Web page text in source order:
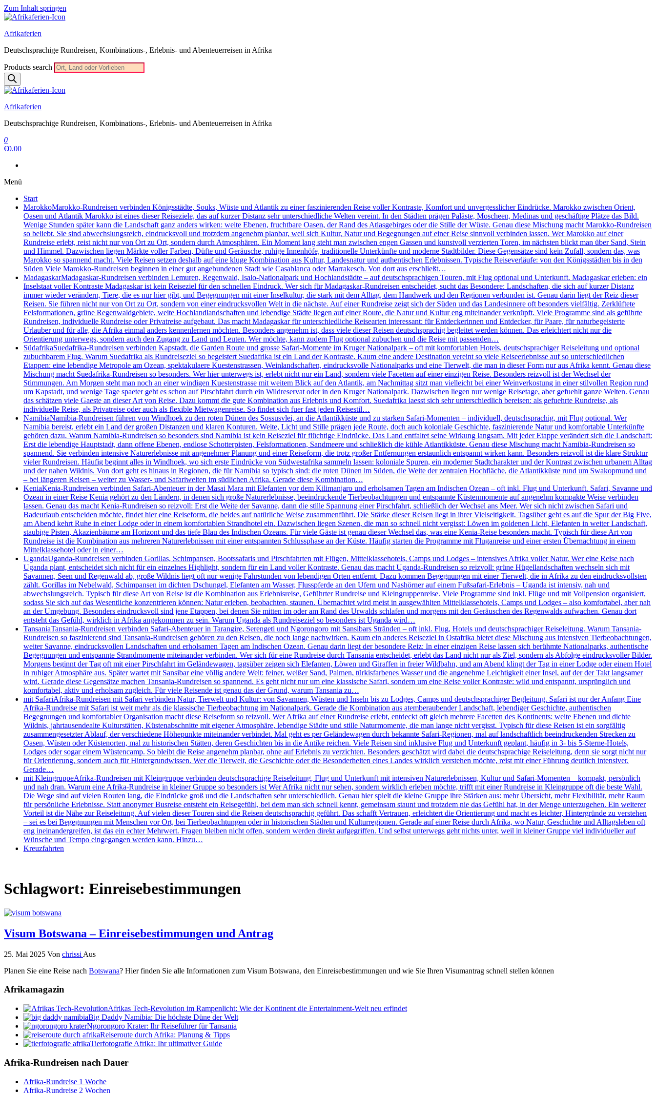
Zum Inhalt springen
Afrikaferien
Deutschsprachige Rundreisen, Kombinations-, Erlebnis- und Abenteuerreisen in Afrika
Products search
Afrikaferien
Deutschsprachige Rundreisen, Kombinations-, Erlebnis- und Abenteuerreisen in Afrika
0
€0.00
Menü
Start
MarokkoMarokko-Rundreisen verbinden Königsstädte, Souks, Wüste und Atlantik zu einer faszinierenden Reise voller Kontraste, Komfort und unvergesslicher Eindrücke. Marokko zwischen Orient,
Oasen und Atlantik Marokko ist eines dieser Reiseziele, das auf kurzer Distanz sehr unterschiedliche Welten vereint. In den Städten prägen Paläste, Moscheen, Medinas und geschäftige Plätze das Bild.
Wenige Stunden später kann die Landschaft ganz anders wirken: weite Ebenen, fruchtbare Oasen, der Rand des Atlasgebirges oder die Stille der Wüste. Genau diese Mischung macht Marokko-Rundreisen
so beliebt. Sie sind abwechslungsreich, eindrucksvoll und trotzdem angenehm planbar, weil sich Kultur, Natur und Begegnungen auf einer Reise sinnvoll verbinden lassen. Wer Marokko auf einer
Rundreise erlebt, reist nicht nur von Ort zu Ort, sondern durch Atmosphären. Ein Moment lang steht man zwischen engen Gassen und kunstvoll verzierten Toren, im nächsten blickt man über Sand, Stein
und Himmel. Dazwischen liegen Märkte voller Farben, Düfte und Geräusche, ruhige Innenhöfe, traditionelle Unterkünfte und moderne Stadtbilder. Diese Gegensätze sind kein Zufall, sondern das, was
Marokko so spannend macht. Viele Reisen setzen deshalb auf eine kluge Kombination aus Kultur, Landesnatur und authentischen Erlebnissen. Typische Reiseverläufe: von den Königsstädten bis in den
Süden Viele Marokko-Rundreisen beginnen in einer gut angebundenen Stadt wie Casablanca oder Marrakesch. Von dort aus erschließt…
MadagaskarMadagaskar-Rundreisen verbinden Lemuren, Regenwald, Isalo-Nationalpark und Hochlandstädte – auf deutschsprachigen Touren, mit Flug optional und Unterkunft. Madagaskar erleben: ein
Inselstaat voller Kontraste Madagaskar ist kein Reiseziel für den schnellen Eindruck. Wer sich für Madagaskar-Rundreisen entscheidet, sucht das Besondere: Landschaften, die sich auf kurzer Distanz
immer wieder verändern, Tiere, die es nur hier gibt, und Begegnungen mit einer Inselkultur, die stark mit dem Alltag, dem Handwerk und den Regionen verbunden ist. Genau darin liegt der Reiz dieser
Reisen. Sie führen nicht nur von Ort zu Ort, sondern von einer eindrucksvollen Welt in die nächste. Auf einer Rundreise zeigt sich der Süden und das Landesinnere oft besonders vielfältig. Zerklüftete
Felsformationen, grüne Regenwaldgebiete, weite Hochlandlandschaften und lebendige Städte liegen auf einer Route, die Natur und Kultur eng miteinander verknüpft. Viele Programme sind als geführte
Rundreisen, individuelle Rundreise oder Privatreise aufgebaut. Das macht Madagaskar für unterschiedliche Reisearten interessant: für Entdeckerinnen und Entdecker, für Paare, für naturbegeisterte
Urlauber und für alle, die Afrika einmal anders kennenlernen möchten. Besonders angenehm ist, dass viele dieser Reisen deutschsprachig begleitet werden können. Das erleichtert nicht nur die
Orientierung unterwegs, sondern auch den Zugang zu Land und Leuten. Wer möchte, kann zudem Flug optional zubuchen und die Reise mit passenden…
SüdafrikaSuedafrika-Rundreisen verbinden Kapstadt, die Garden Route und grosse Safari-Momente im Kruger Nationalpark – oft mit komfortablen Hotels, deutschsprachiger Reiseleitung und optional
zubuchbarem Flug. Warum Suedafrika als Rundreiseziel so begeistert Suedafrika ist ein Land der Kontraste. Kaum eine andere Destination vereint so viele Reiseerlebnisse auf so unterschiedlichen
Etappen: eine lebendige Metropole am Ozean, spektakulaere Kuestenstrassen, Weinlandschaften, eindrucksvolle Nationalparks und eine Tierwelt, die man in dieser Form nur aus Afrika kennt. Genau diese
Mischung macht Suedafrika-Rundreisen so besonders. Wer hier unterwegs ist, erlebt nicht nur ein Land, sondern viele Facetten auf einer einzigen Reise. Besonders reizvoll ist der Wechsel der
Stimmungen. Am Morgen steht man noch an einer windigen Kuestenstrasse mit weitem Blick auf den Atlantik, am Nachmittag sitzt man vielleicht bei einer Weinverkostung in einer stilvollen Region rund
um Kapstadt, und wenige Tage spaeter geht es schon auf Pirschfahrt durch ein Wildreservat oder in den Kruger Nationalpark. Dazwischen liegen nur wenige Reisetage, aber gefuehlt ganze Welten. Genau
das schätzen viele Gaeste an dieser Art von Reise. Dazu kommt die gute Kombination aus Erlebnis und Komfort. Suedafrika laesst sich sehr unterschiedlich bereisen: als gefuehrte Rundreise, als
individuelle Reise, als Privatreise oder auch als flexible Mietwagenreise. So findet sich fuer fast jeden Reisestil…
NamibiaNamibia-Rundreisen führen von Windhoek zu den roten Dünen des Sossusvlei, an die Atlantikküste und zu starken Safari-Momenten – individuell, deutschsprachig, mit Flug optional. Wer
Namibia bereist, erlebt ein Land der großen Distanzen und klaren Konturen. Weite, Licht und Stille prägen jede Route, doch auch koloniale Geschichte, faszinierende Natur und komfortable Unterkünfte
gehören dazu. Warum Namibia-Rundreisen so besonders sind Namibia ist kein Reiseziel für flüchtige Eindrücke. Das Land entfaltet seine Wirkung langsam. Mit jeder Etappe verändert sich die Landschaft:
Erst die lebendige Hauptstadt, dann offene Ebenen, endlose Schotterpisten, Felsformationen, Sandmeere und schließlich die kühle Atlantikküste. Genau diese Mischung macht Namibia-Rundreisen so
spannend. Sie verbinden intensive Naturerlebnisse mit angenehmer Planung und einer Reiseform, die trotz großer Entfernungen erstaunlich entspannt wirken kann. Besonders reizvoll ist die klare Struktur
vieler Rundreisen. Häufig beginnt alles in Windhoek, wo sich erste Eindrücke von Südwestafrika sammeln lassen: koloniale Spuren, ein moderner Stadtcharakter und der Kontrast zwischen urbanem Alltag
und der nahen Wildnis. Von dort geht es hinaus in Regionen, die für Namibia so typisch sind: die roten Dünen im Süden, die Weite der zentralen Hochfläche, die Atlantikküste rund um Swakopmund und
– bei längeren Reisen – weiter zu Wasser- und Safariwelten im südlichen Afrika. Gerade diese Kombination…
KeniaKenia-Rundreisen verbinden Safari-Abenteuer in der Masai Mara mit Elefanten vor dem Kilimanjaro und erholsamen Tagen am Indischen Ozean – oft inkl. Flug und Unterkunft. Safari, Savanne und
Ozean in einer Reise Kenia gehört zu den Ländern, in denen sich große Naturerlebnisse, beeindruckende Tierbeobachtungen und entspannte Küstenmomente auf angenehm kompakte Weise verbinden
lassen. Genau das macht Kenia-Rundreisen so reizvoll: Erst die Weite der Savanne, dann die stille Spannung einer Pirschfahrt, schließlich der Wechsel ans Meer. Wer sich nicht zwischen Safari und
Badeurlaub entscheiden möchte, findet hier eine Reiseform, die beides auf natürliche Weise zusammenführt. Die Stärke dieser Reisen liegt in ihrer Vielseitigkeit. Tagsüber geht es auf die Spur der Big Five,
am Abend kehrt Ruhe in einer Lodge oder in einem komfortablen Strandhotel ein. Dazwischen liegen Szenen, die man so schnell nicht vergisst: Löwen im goldenen Licht, Elefanten in weiter Landschaft,
staubige Pisten, Akazienbäume am Horizont und das tiefe Blau des Indischen Ozeans. Für viele Gäste ist genau dieser Wechsel das, was eine Kenia-Reise besonders macht. Typisch für diese Art von
Rundreise ist die Kombination aus mehreren Naturerlebnissen mit einer entspannten Schlussphase an der Küste. Häufig starten die Programme mit Fluganreise und einer ersten Übernachtung in einem
Mittelklassehotel oder in einer…
UgandaUganda-Rundreisen verbinden Gorillas, Schimpansen, Bootssafaris und Pirschfahrten mit Flügen, Mittelklassehotels, Camps und Lodges – intensives Afrika voller Natur. Wer eine Reise nach
Uganda plant, entscheidet sich nicht für ein einzelnes Highlight, sondern für ein Land voller Kontraste. Genau das macht Uganda-Rundreisen so reizvoll: grüne Hügellandschaften wechseln sich mit
Savannen, Seen und Regenwald ab, große Wildnis liegt oft nur wenige Fahrstunden von lebendigen Orten entfernt. Dazu kommen Begegnungen mit einer Tierwelt, die in Afrika zu den eindrucksvollsten
zählt. Gorillas im Nebelwald, Schimpansen im dichten Dschungel, Elefanten am Wasser, Flusspferde an den Ufern und Nashörner auf einem Fußsafari-Erlebnis – Uganda ist intensiv, nah und
abwechslungsreich. Typisch für diese Art von Reise ist die Kombination aus Erlebnisreise, Geführter Rundreise und Kleingruppenreise. Viele Programme sind inkl. Flüge und mit Vollpension organisiert,
sodass Sie sich auf das Wesentliche konzentrieren können: Natur erleben, beobachten, staunen. Übernachtet wird meist in ausgewählten Mittelklassehotels, Camps und Lodges – also komfortabel, aber nah
an der Umgebung. Besonders eindrucksvoll sind jene Etappen, bei denen Sie mitten im oder am Rand des Urwalds schlafen und morgens mit den Geräuschen des Regenwalds aufwachen. Genau dort
entsteht das Gefühl, wirklich in Afrika angekommen zu sein. Warum Uganda als Rundreiseziel so besonders ist Uganda wird…
TansaniaTansania-Rundreisen verbinden Safari-Abenteuer in Tarangire, Serengeti und Ngorongoro mit Sansibars Stränden – oft inkl. Flug, Hotels und deutschsprachiger Reiseleitung. Warum Tansania-
Rundreisen so faszinierend sind Tansania-Rundreisen gehören zu den Reisen, die noch lange nachwirken. Kaum ein anderes Reiseziel in Ostafrika bietet diese Mischung aus intensiven Tierbeobachtungen,
weiter Savanne, eindrucksvollen Landschaften und erholsamen Tagen am Indischen Ozean. Genau darin liegt der besondere Reiz: In einer einzigen Reise lassen sich berühmte Nationalparks, authentische
Begegnungen und entspannte Strandmomente miteinander verbinden. Wer sich für eine Rundreise durch Tansania entscheidet, erlebt das Land nicht nur als Ziel, sondern als Abfolge eindrucksvoller Bilder.
Morgens beginnt der Tag oft mit einer Pirschfahrt im Geländewagen, tagsüber zeigen sich Elefanten, Löwen und Giraffen in freier Wildbahn, und am Abend klingt der Tag in einer Lodge oder einem Hotel
in ruhiger Atmosphäre aus. Später wartet mit Sansibar eine völlig andere Welt: feiner, weißer Sand, Palmen, türkisfarbenes Wasser und die angenehme Leichtigkeit einer Insel, auf der der Takt langsamer
wird. Gerade diese Gegensätze machen Tansania-Rundreisen so spannend. Es geht nicht nur um eine klassische Safari, sondern um eine Reise voller Kontraste: wild und entspannt, ursprünglich und
komfortabel, aktiv und erholsam zugleich. Für viele Reisende ist genau das der Grund, warum Tansania zu…
mit SafariAfrika-Rundreisen mit Safari verbinden Natur, Tierwelt und Kultur: von Savannen, Wüsten und Inseln bis zu Lodges, Camps und deutschsprachiger Begleitung. Safari ist nur der Anfang Eine
Afrika-Rundreise mit Safari ist weit mehr als die klassische Tierbeobachtung im Nationalpark. Gerade die Kombination aus atemberaubender Landschaft, lebendiger Geschichte, authentischen
Begegnungen und komfortabler Organisation macht diese Reiseform so reizvoll. Wer Afrika auf einer Rundreise erlebt, entdeckt oft gleich mehrere Facetten des Kontinents: weite Ebenen und dichte
Wildnis, jahrtausendealte Kulturstätten, Küstenabschnitte mit eigener Atmosphäre, lebendige Städte und stille Naturmomente, die man lange nicht vergisst. Typisch für diese Reisen ist ein sorgfältig
zusammengesetzter Ablauf, der verschiedene Höhepunkte miteinander verbindet. Mal geht es per Geländewagen durch bekannte Safari-Regionen, mal auf landschaftlich beeindruckenden Strecken zu
Oasen, Wüsten oder Küstenorten, mal zu historischen Stätten, deren Geschichten bis in die Antike reichen. Viele Reisen sind inklusive Flug und Unterkunft geplant, häufig in 3- bis 5-Sterne-Hotels,
Lodges oder sogar einem Wüstencamp. So bleibt die Reise angenehm planbar, ohne auf Erlebnis zu verzichten. Besonders geschätzt wird dabei die deutschsprachige Reiseleitung, denn sie sorgt nicht nur
für Orientierung, sondern auch für Hintergrundwissen. Wer die Tierwelt, die Geschichte oder die Besonderheiten eines Landes wirklich verstehen möchte, reist mit einer Führung deutlich intensiver.
Gerade…
mit KleingruppeAfrika-Rundreisen mit Kleingruppe verbinden deutschsprachige Reiseleitung, Flug und Unterkunft mit intensiven Naturerlebnissen, Kultur und Safari-Momenten – kompakt, persönlich
und nah dran. Warum eine Afrika-Rundreise in kleiner Gruppe so besonders ist Wer Afrika nicht nur sehen, sondern wirklich erleben möchte, trifft mit einer Rundreise in Kleingruppe oft die beste Wahl.
Die Wege sind auf vielen Routen lang, die Eindrücke groß und die Landschaften sehr unterschiedlich. Genau hier spielt die kleine Gruppe ihre Stärken aus: mehr Übersicht, mehr Flexibilität, mehr Raum
für persönliche Erlebnisse. Statt anonymer Busreise entsteht ein Reisegefühl, bei dem man sich schnell kennt, gemeinsam staunt und trotzdem nie das Gefühl hat, in der Menge unterzugehen. Ein weiterer
Vorteil ist die Nähe zur Reiseleitung. Auf vielen dieser Touren sind die Reisen deutschsprachig geführt. Das schafft Vertrauen, erleichtert die Orientierung und macht es leichter, Hintergründe zu verstehen
– sei es bei Begegnungen mit Menschen vor Ort, bei Tierbeobachtungen oder in historischen Städten und Kulturregionen. Gerade auf einer Reise durch Afrika, wo Natur, Geschichte und Alltagsleben oft
eng ineinandergreifen, ist das ein echter Mehrwert. Fragen bleiben nicht offen, sondern werden direkt aufgegriffen. Und selbst unterwegs geht nichts unter, weil in kleiner Gruppe viel individueller auf
Wünsche und Tempo eingegangen werden kann. Hinzu…
Kreuzfahrten
Schlagwort: Einreisebestimmungen
Visum Botswana – Einreisebestimmungen und Antrag
25. Mai 2025 Von chrissi Aus
Planen Sie eine Reise nach Botswana? Hier finden Sie alle Informationen zum Visum Botswana, den Einreisebestimmungen und wie Sie Ihren Visumantrag schnell stellen können
Afrikamagazin
Afrikas Tech-Revolution im Rampenlicht: Wie der Kontinent die Entertainment-Welt neu erfindet
Big Daddy Namibia: Die höchste Düne der Welt
Ngorongoro Krater: Ihr Reiseführer für Tansania
Reiseroute durch Afrika: Planung & Tipps
Tierfotografie Afrika: Ihr ultimativer Guide
Afrika-Rundreisen nach Dauer
Afrika-Rundreise 1 Woche
Afrika-Rundreise 2 Wochen